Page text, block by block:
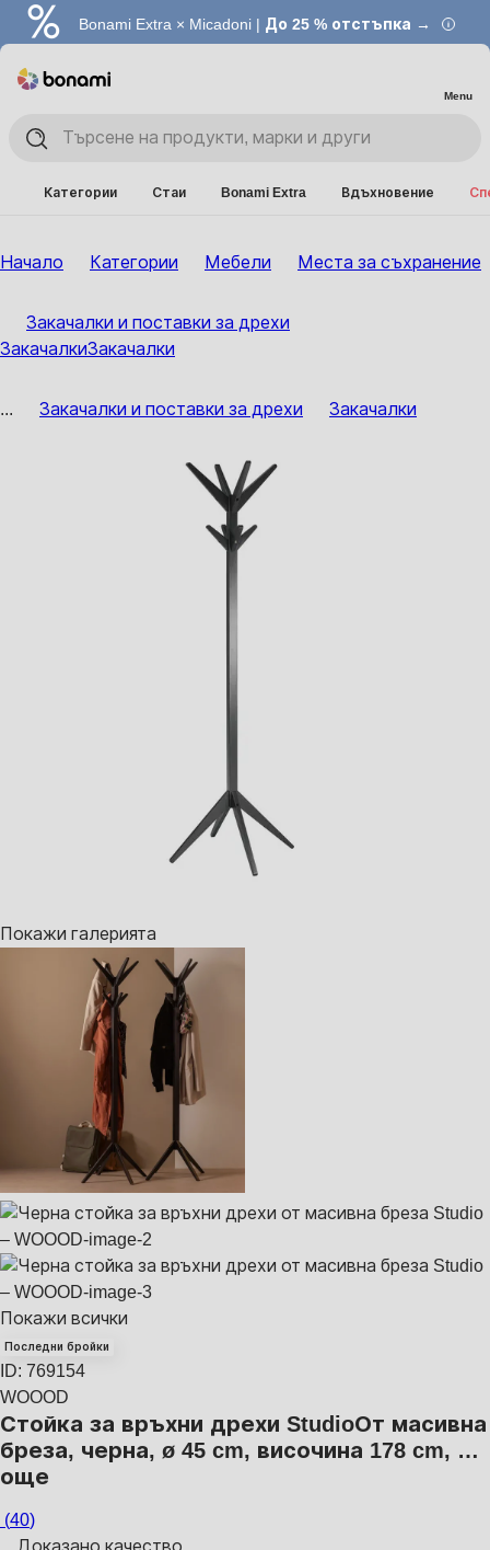
Bonami Extra × Micadoni | До 25 % отстъпка →
Menu
Категории Стаи Bonami Extra Вдъхновение
Начало Категории Мебели Места за съхранение
Закачалки и поставки за дрехи
ЗакачалкиЗакачалки
... Закачалки и поставки за дрехи Закачалки
Покажи галерията
Покажи всички
Последни бройки
ID: 769154
WOOOD
Стойка за връхни дрехи StudioОт масивна
бреза, черна, ø 45 cm, височина 178 cm, …
още
(40)
Доказано качество